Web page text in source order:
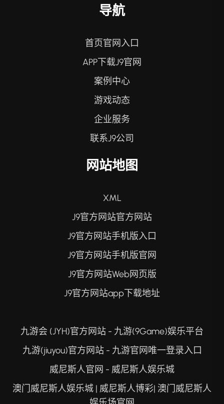
导航
首页官网入口
APP下载J9官网
案例中心
游戏动态
企业服务
联系J9公司
网站地图
XML
J9官方网站官方网站
J9官方网站手机版入口
J9官方网站手机版官网
J9官方网站Web网页版
J9官方网站app下载地址
九游会 (JYH)官方网站 - 九游(9Game)娱乐平台
九游(jiuyou)官方网站 - 九游官网唯一登录入口
威尼斯人官网 - 威尼斯人娱乐城
澳门威尼斯人娱乐城 | 威尼斯人博彩| 澳门威尼斯人